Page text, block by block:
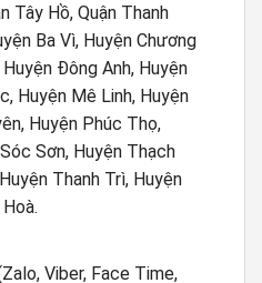
Tây Hồ, Quận Thanh
Ba Vì, Huyện Chương
Đông Anh, Huyện
Huyện Mê Linh, Huyện
Huyện Phúc Thọ,
Sơn, Huyện Thạch
Thanh Trì, Huyện
Viber, Face Time,